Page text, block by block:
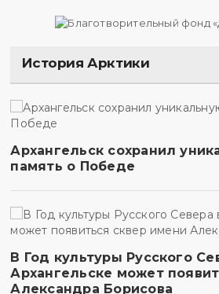
История Арктики
Архангельск сохранил
память о Победе
В Год культуры Русского
Архангельске может
Александра Борисова